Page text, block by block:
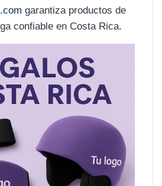
garantiza productos de
confiable en Costa Rica.